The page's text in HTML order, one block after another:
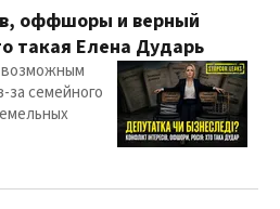
оффшоры и верный
такая Елена Дударь
возможным
семейного